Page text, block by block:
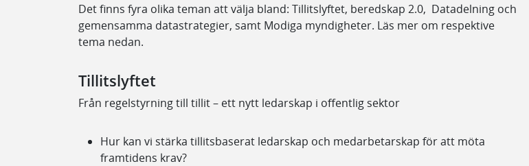
Det finns fyra olika teman att välja bland: Tillitslyftet, beredskap 2.0, Datadelning och
gemensamma datastrategier, samt Modiga myndigheter. Läs mer om respektive
tema nedan.
Tillitslyftet
Från regelstyrning till tillit – ett nytt ledarskap i offentlig sektor
Hur kan vi stärka tillitsbaserat ledarskap och medarbetarskap för att möta
framtidens krav?